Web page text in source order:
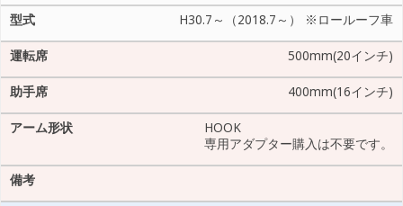
H30.7～（2018.7～） ※ロールーフ車
500mm(20インチ)
400mm(16インチ)
HOOK
専用アダプター購入は不要です。